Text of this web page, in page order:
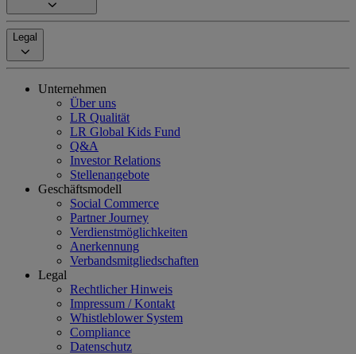
Legal
Unternehmen
Über uns
LR Qualität
LR Global Kids Fund
Q&A
Investor Relations
Stellenangebote
Geschäftsmodell
Social Commerce
Partner Journey
Verdienstmöglichkeiten
Anerkennung
Verbandsmitgliedschaften
Legal
Rechtlicher Hinweis
Impressum / Kontakt
Whistleblower System
Compliance
Datenschutz